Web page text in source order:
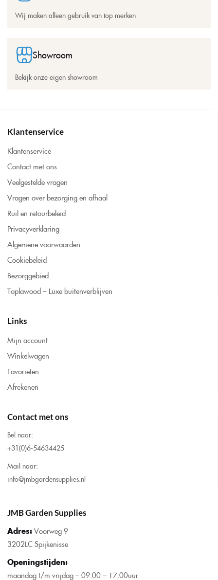
Wij maken alleen gebruik van top merken
Showroom
Bekijk onze eigen showroom
Klantenservice
Klantenservice
Contact met ons
Veelgestelde vragen
Vragen over bezorging en afhaal
Ruil en retourbeleid
Privacyverklaring
Algemene voorwaarden
Cookiebeleid
Bezorggebied
Toplawood – Luxe buitenverblijven
Links
Mijn account
Winkelwagen
Favorieten
Afrekenen
Contact met ons
Bel naar:
+31(0)6-54634425
Mail naar:
info@jmbgardensupplies.nl
JMB Garden Supplies
Adres:Voorweg 9
3202LC Spijkenisse
Openingstijden:
maandag t/m vrijdag – 09:00 – 17:00uur